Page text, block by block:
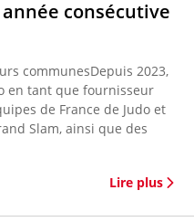
année consécutive
communesDepuis 2023,
en tant que fournisseur
de France de Judo et
Slam, ainsi que des
Lire plus